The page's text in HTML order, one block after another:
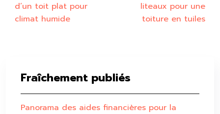
d’un toit plat pour
climat humide
liteaux pour une
toiture en tuiles
Fraîchement publiés
Panorama des aides financières pour la